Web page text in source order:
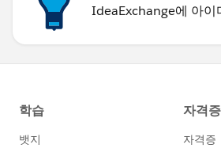
IdeaExchange에 아이